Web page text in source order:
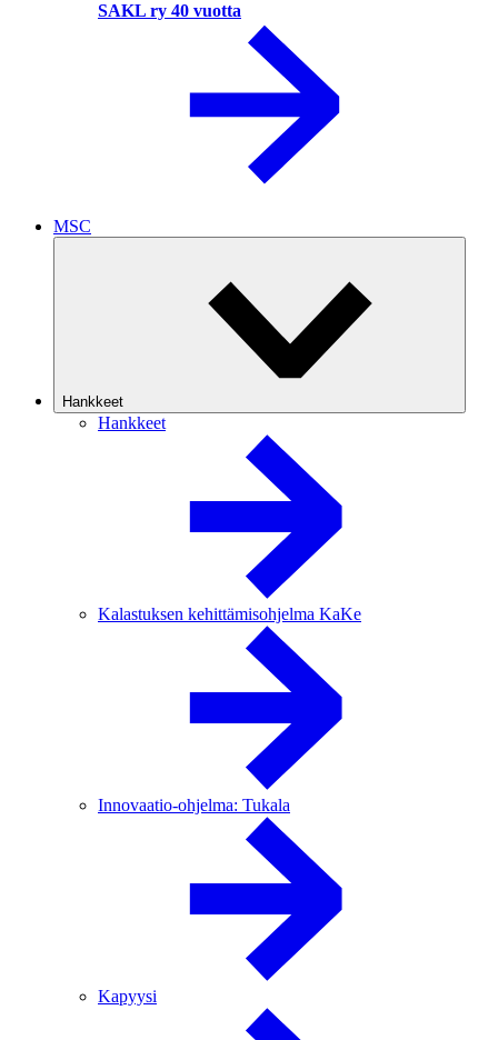
SAKL ry 40 vuotta
MSC
Hankkeet
Hankkeet
Kalastuksen kehittämisohjelma KaKe
Innovaatio-ohjelma: Tukala
Kapyysi